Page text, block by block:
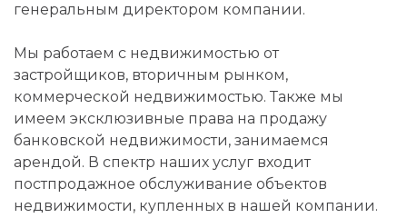
генеральным директором компании.
Мы работаем с недвижимостью от
застройщиков, вторичным рынком,
коммерческой недвижимостью. Также мы
имеем эксклюзивные права на продажу
банковской недвижимости, занимаемся
арендой. В спектр наших услуг входит
постпродажное обслуживание объектов
недвижимости, купленных в нашей компании.